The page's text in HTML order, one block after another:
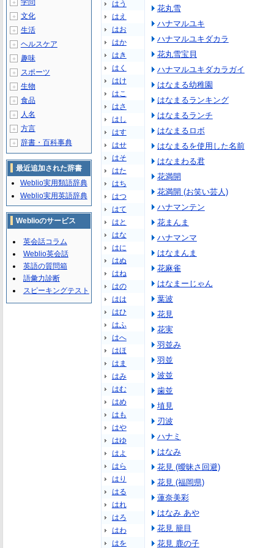
はう
はえ
はお
はか
はき
はく
はけ
はこ
はさ
はし
はす
はせ
はそ
はた
はち
はつ
はて
はと
はな
はに
はぬ
はね
はの
はは
はひ
はふ
はへ
はほ
はま
はみ
はむ
はめ
はも
はや
はゆ
はよ
はら
はり
はる
はれ
はろ
はわ
はを
花丸雪
ハナマルユキ
ハナマルユキダカラ
花丸雪宝貝
ハナマルユキダカラガイ
はなまる幼稚園
はなまるランキング
はなまるランチ
はなまるロボ
はなまるを使用した名前
はなまわる君
花満開
花満開 (お笑い芸人)
ハナマンテン
花まんま
ハナマンマ
はなまんま
花麻雀
はなまーじゃん
葉波
花見
花実
羽並み
羽並
波並
歯並
埴見
刃波
ハナミ
はなみ
花見 (曖昧さ回避)
花見 (福岡県)
蓮奈美彩
はなみ あや
花見 籠目
花見 鹿の子
＋ 学問
＋ 文化
＋ 生活
＋ ヘルスケア
＋ 趣味
＋ スポーツ
＋ 生物
＋ 食品
＋ 人名
＋ 方言
＋ 辞書・百科事典
最近追加された辞書
Weblio実用類語辞典
Weblio実用英語辞典
Weblioのサービス
英会話コラム
Weblio英会話
英語の質問箱
語彙力診断
スピーキングテスト